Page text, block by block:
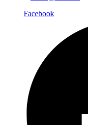
Facebook